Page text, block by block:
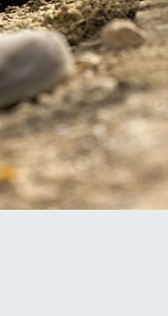
Previous